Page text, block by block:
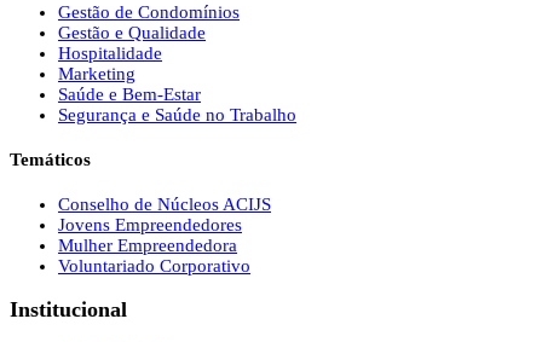
Gestão de Condomínios
Gestão e Qualidade
Hospitalidade
Marketing
Saúde e Bem-Estar
Segurança e Saúde no Trabalho
Temáticos
Conselho de Núcleos ACIJS
Jovens Empreendedores
Mulher Empreendedora
Voluntariado Corporativo
Institucional